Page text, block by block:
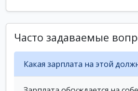
Часто задаваемые
Какая зарплата на этой